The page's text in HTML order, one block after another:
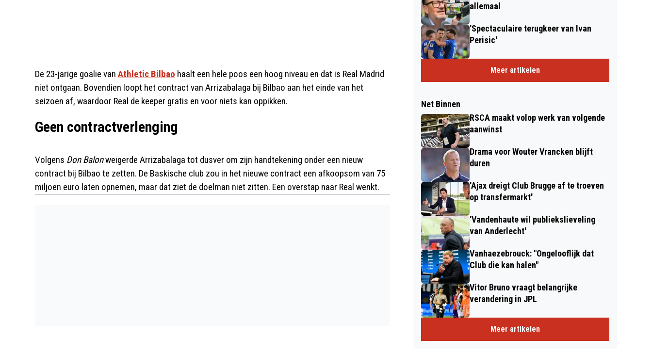
De 23-jarige goalie van Athletic Bilbao haalt een hele poos een hoog niveau en dat is Real Madrid
niet ontgaan. Bovendien loopt het contract van Arrizabalaga bij Bilbao aan het einde van het
seizoen af, waardoor Real de keeper gratis en voor niets kan oppikken.
Geen contractverlenging
Volgens Don Balonweigerde Arrizabalaga tot dusver om zijn handtekening onder een nieuw
contract bij Bilbao te zetten. De Baskische club zou in het nieuwe contract een afkoopsom van 75
miljoen euro laten opnemen, maar dat ziet de doelman niet zitten. Een overstap naar Real wenkt.
allemaal
'Spectaculaire terugkeer van Ivan
Perisic'
Meer artikelen
Net Binnen
RSCA maakt volop werk van volgende
aanwinst
Drama voor Wouter Vrancken blijft
duren
'Ajax dreigt Club Brugge af te troeven
op transfermarkt'
'Vandenhaute wil publiekslieveling
van Anderlecht'
Vanhaezebrouck: "Ongelooflijk dat
Club die kan halen"
Vitor Bruno vraagt belangrijke
verandering in JPL
Meer artikelen